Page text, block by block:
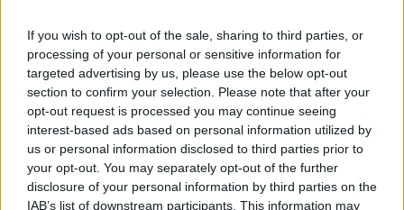
If you wish to opt-out of the sale, sharing to third parties, or
processing of your personal or sensitive information for
targeted advertising by us, please use the below opt-out
section to confirm your selection. Please note that after your
opt-out request is processed you may continue seeing
interest-based ads based on personal information utilized by
us or personal information disclosed to third parties prior to
your opt-out. You may separately opt-out of the further
disclosure of your personal information by third parties on the
IAB’s list of downstream participants. This information may
3. A regisztrációnál nem kérünk sokat. Adj meg egy e-